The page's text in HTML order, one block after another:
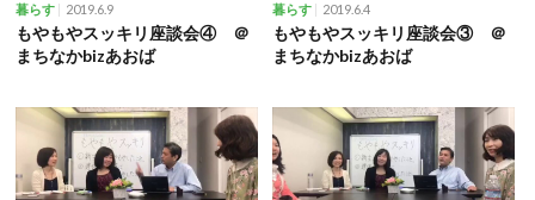
暮らす 2019.6.9
もやもやスッキリ座談会④ ＠
まちなかbizあおば
暮らす 2019.6.4
もやもやスッキリ座談会③ ＠
まちなかbizあおば